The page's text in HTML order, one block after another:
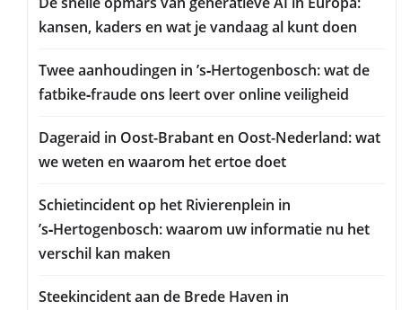
kansen, kaders en wat je vandaag al kunt doen
Twee aanhoudingen in ’s‑Hertogenbosch: wat de
fatbike‑fraude ons leert over online veiligheid
Dageraid in Oost-Brabant en Oost-Nederland: wat
we weten en waarom het ertoe doet
Schietincident op het Rivierenplein in
’s‑Hertogenbosch: waarom uw informatie nu het
verschil kan maken
Steekincident aan de Brede Haven in